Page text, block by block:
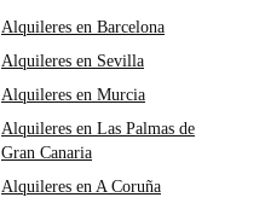
Alquileres en Barcelona
Alquileres en Sevilla
Alquileres en Murcia
Alquileres en Las Palmas de
Gran Canaria
Alquileres en A Coruña